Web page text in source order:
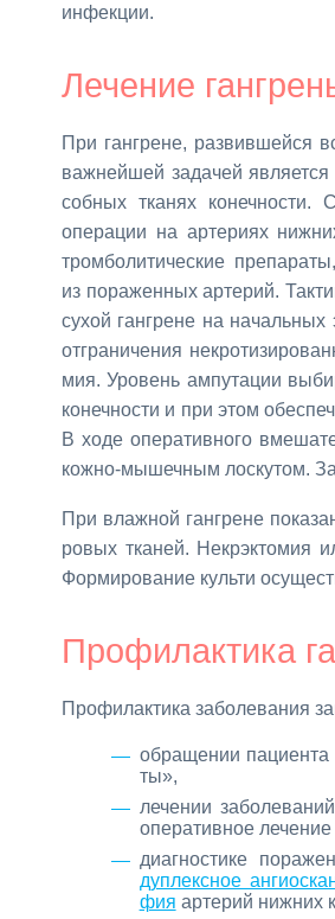
ин­фек­ции.
Ле­че­ние
При ган­грене, раз­вив­шей­ся
важ­ней­шей за­да­чей
соб­ных тка­нях ко­неч­но­сти.
опе­ра­ции на ар­те­ри­ях
тром­бо­ли­ти­че­ские
из по­ра­жен­ных ар­те­рий.
су­хой ган­грене на
от­гра­ни­че­ния
мия. Уро­вень ам­пу­та­ции
ко­неч­но­сти и при этом
В хо­де опе­ра­тив­но­го
кож­но-мы­шеч­ным лос­ку­том.
При влаж­ной ган­грене
ро­вых тка­ней. Некр­эк­то­мия
Фор­ми­ро­ва­ние куль­ти
Про­фи­лак­ти­ка
Про­фи­лак­ти­ка за­бо­ле­ва­ния
об­ра­ще­нии
ты»,
ле­че­нии
опе­ра­тив­ное ле­че­ние
ди­а­гно­сти­ке
дуп­лекс­ное
фия ар­те­рий ниж­них